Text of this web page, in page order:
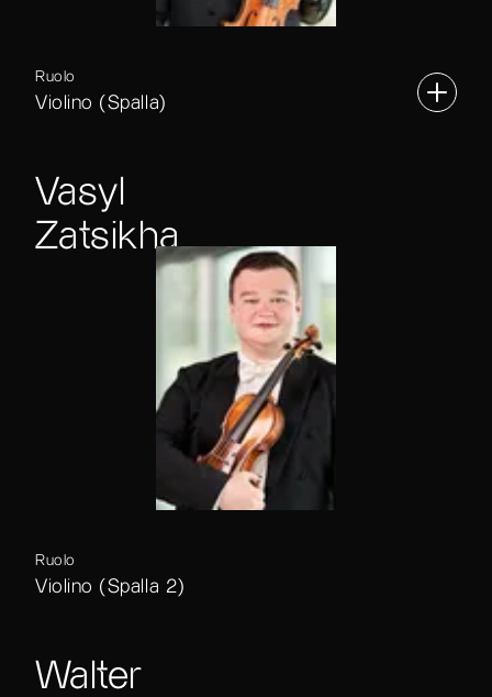
Ruolo
Violino (Spalla)
Vasyl
Zatsikha
Ruolo
Violino (Spalla 2)
Walter